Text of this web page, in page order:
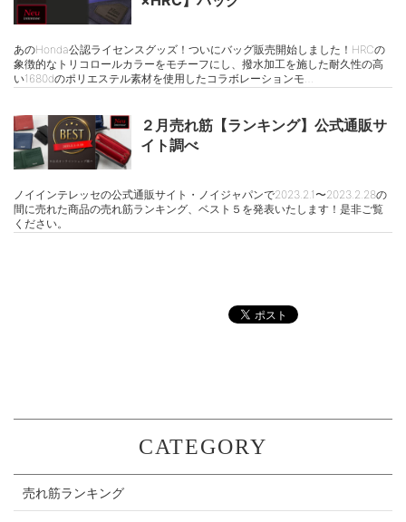
CATEGORY
売れ筋ランキング
あのHonda公認ライセンスグッズ！ついにバッグ販売開始しました！HRCの
象徴的なトリコロールカラーをモチーフにし、撥水加工を施した耐久性の高
い1680dのポリエステル素材を使用したコラボレーションモ…
２月売れ筋【ランキング】公式通販サ
イト調べ
ノイインテレッセの公式通販サイト・ノイジャパンで2023.2.1〜2023.2.28の
間に売れた商品の売れ筋ランキング、ベスト５を発表いたします！是非ご覧
ください。